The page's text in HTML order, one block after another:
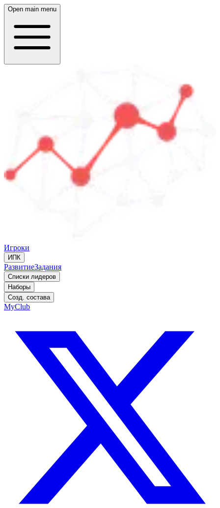
Open main menu
Игроки
ИПК
РазвитиеЗадания
Списки лидеров
Наборы
Созд. состава
MyClub